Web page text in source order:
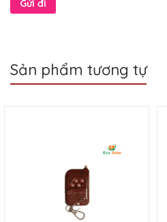
Sản phẩm tương tự